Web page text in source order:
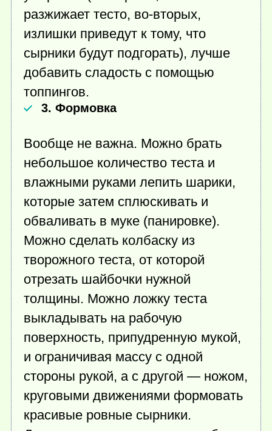
разжижает тесто, во-вторых,
излишки приведут к тому, что
сырники будут подгорать), лучше
добавить сладость с помощью
топпингов.
3. Формовка
Вообще не важна. Можно брать
небольшое количество теста и
влажными руками лепить шарики,
которые затем сплюскивать и
обваливать в муке (панировке).
Можно сделать колбаску из
творожного теста, от которой
отрезать шайбочки нужной
толщины. Можно ложку теста
выкладывать на рабочую
поверхность, припудренную мукой,
и ограничивая массу с одной
стороны рукой, а с другой — ножом,
круговыми движениями формовать
красивые ровные сырники.